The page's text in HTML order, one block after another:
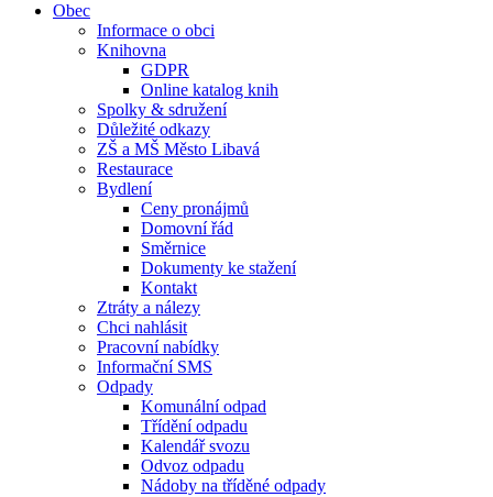
Obec
Informace o obci
Knihovna
GDPR
Online katalog knih
Spolky & sdružení
Důležité odkazy
ZŠ a MŠ Město Libavá
Restaurace
Bydlení
Ceny pronájmů
Domovní řád
Směrnice
Dokumenty ke stažení
Kontakt
Ztráty a nálezy
Chci nahlásit
Pracovní nabídky
Informační SMS
Odpady
Komunální odpad
Třídění odpadu
Kalendář svozu
Odvoz odpadu
Nádoby na tříděné odpady